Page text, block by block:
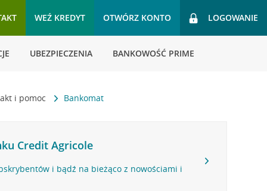
WEŹ KREDYT OTWÓRZ KONTO LOGOWANIE
UBEZPIECZENIA BANKOWOŚĆ PRIME
i pomoc Bankomat
Credit Agricole
i bądź na bieżąco z nowościami i